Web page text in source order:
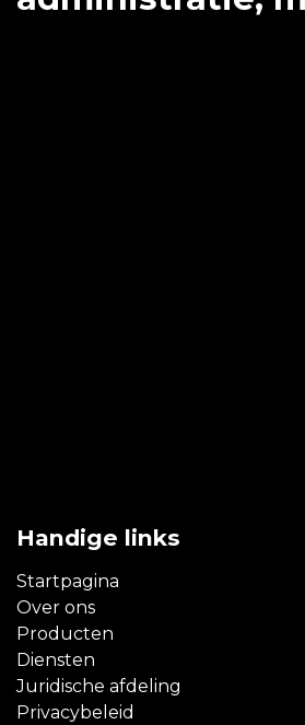
Handige links
Startpagina
Over ons
Producten
Diensten
Juridische afdeling
Privacybeleid